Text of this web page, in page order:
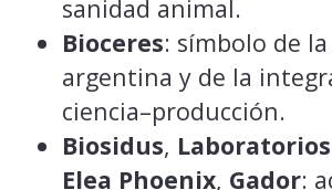
sanidad animal.
Bioceres: símbolo de
argentina y de la
ciencia–producción.
Biosidus,
Elea Phoenix, Gador: